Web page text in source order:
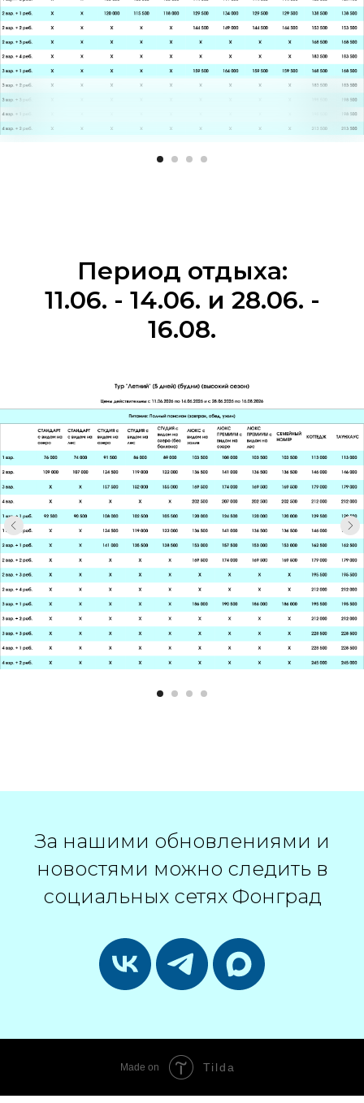
Период отдыха:
11.06. - 14.06. и 28.06. -
16.08.
За нашими обновлениями и
новостями можно следить в
социальных сетях Фонград
Made on Tilda